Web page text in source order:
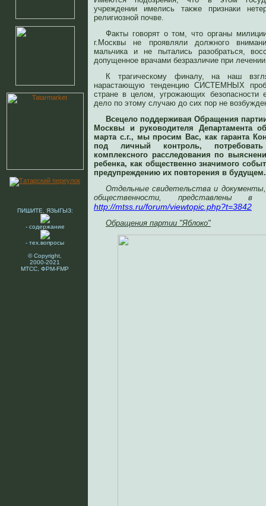
ПИШИТЕ, ЯЗЫГЫЗ:
- содержание
- тех.вопросы
© Copyright,
2000-2021
МТСС, ФРМ-FMP
учреждении имелись также признаки
религиозной почве.
Факты говорят о том, что органы
г.Москвы не проявляли должного
мальчика и не пытались разобраться,
допущенное врачами безразличие при
К трагическому финалу, на наш
нарастающую тенденцию СИСТЕМНЫХ
стране в целом, угрожающих безопасности
дело по этому случаю до сих пор не
Всецело поддерживая Обращения
Москвы и руководителя Департамента
марта с.г., мы просим Вас, как гаранта
под личный контроль, потребовать
комплексного расследования по
ребенка, как общественно значимого
предупреждению их повторения в будущем.
Отдельные свидетельства и
общественности, представлены
http://mtss.ru/forum/viewtopic.php?t=3842
Обращения партии "Яблоко"